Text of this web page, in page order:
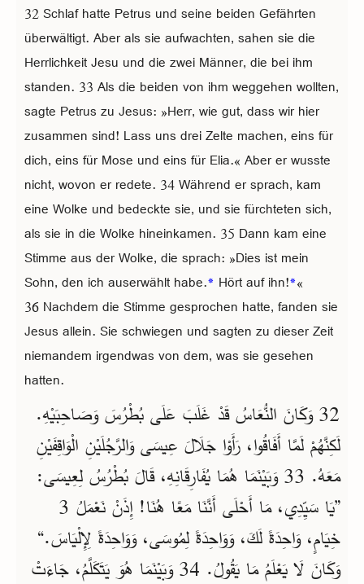
32 Schlaf hatte Petrus und seine beiden Gefährten
überwältigt. Aber als sie aufwachten, sahen sie die
Herrlichkeit Jesu und die zwei Männer, die bei ihm
standen. 33 Als die beiden von ihm weggehen wollten,
sagte Petrus zu Jesus: »Herr, wie gut, dass wir hier
zusammen sind! Lass uns drei Zelte machen, eins für
dich, eins für Mose und eins für Elia.« Aber er wusste
nicht, wovon er redete. 34 Während er sprach, kam
eine Wolke und bedeckte sie, und sie fürchteten sich,
als sie in die Wolke hineinkamen. 35 Dann kam eine
Stimme aus der Wolke, die sprach: »Dies ist mein
Sohn, den ich auserwählt habe.* Hört auf ihn!*«
36 Nachdem die Stimme gesprochen hatte, fanden sie
Jesus allein. Sie schwiegen und sagten zu dieser Zeit
niemandem irgendwas von dem, was sie gesehen
hatten.
32 وَكَانَ النُّعَاسُ قَدْ غَلَبَ عَلَى بُطْرُسَ وَصَاحِبَيْهِ.
لَكِنَّهُمْ لَمَّا أَفَاقُوا، رَأَوْا جَلَالَ عِيسَى وَالرَّجُلَيْنِ الْوَاقِفَيْنِ
مَعَهُ. 33 وَبَيْنَمَا هُمَا يُفَارِقَانِهِ، قَالَ بُطْرُسُ لِعِيسَى:
”يَا سَيِّدِي، مَا أَحْلَى أَنَّنَا مَعًا هُنَا! إِذَنْ نَعْمَلُ 3
خِيَامٍ، وَاحِدَةً لَكَ، وَوَاحِدَةً لِمُوسَى، وَوَاحِدَةً لِإِلْيَاسَ.“
وَكَانَ لَا يَعْلَمُ مَا يَقُولُ. 34 وَبَيْنَمَا هُوَ يَتَكَلَّمُ، جَاءَتْ